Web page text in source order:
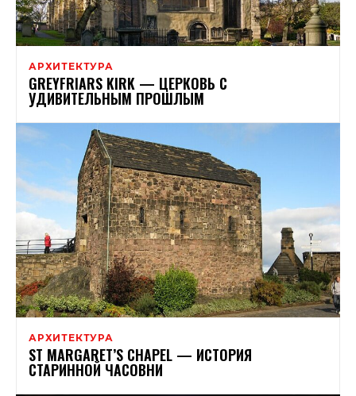
АРХИТЕКТУРА
GREYFRIARS KIRK — ЦЕРКОВЬ С
УДИВИТЕЛЬНЫМ ПРОШЛЫМ
АРХИТЕКТУРА
ST MARGARET’S CHAPEL — ИСТОРИЯ
СТАРИННОЙ ЧАСОВНИ